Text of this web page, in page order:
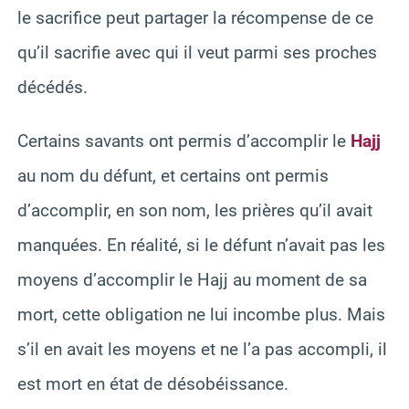
le sacrifice peut partager la récompense de ce
qu’il sacrifie avec qui il veut parmi ses proches
décédés.
Certains savants ont permis d’accomplir le Hajj
au nom du défunt, et certains ont permis
d’accomplir, en son nom, les prières qu’il avait
manquées. En réalité, si le défunt n’avait pas les
moyens d’accomplir le Hajj au moment de sa
mort, cette obligation ne lui incombe plus. Mais
s’il en avait les moyens et ne l’a pas accompli, il
est mort en état de désobéissance.